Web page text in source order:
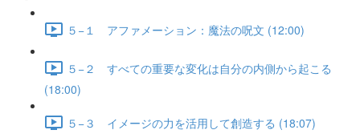
５−１ アファメーション：魔法の呪文 (12:00)
５−２ すべての重要な変化は自分の内側から起こる
(18:00)
５−３ イメージの力を活用して創造する (18:07)